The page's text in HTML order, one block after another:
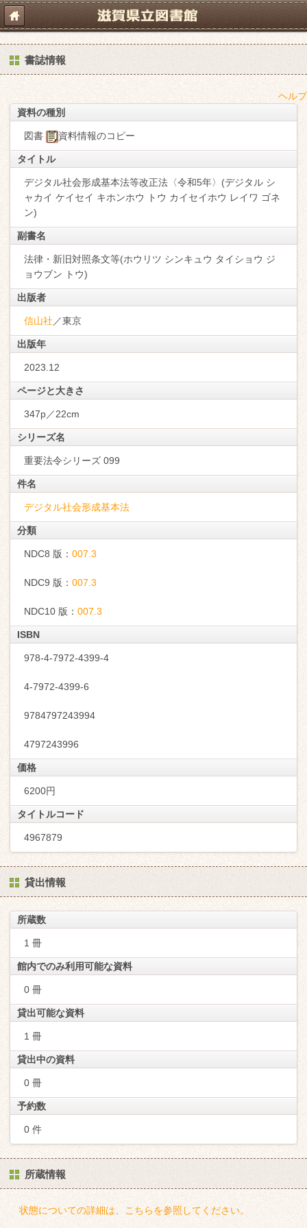
書誌情報
ヘルプ
資料の種別
図書 資料情報のコピー
タイトル
デジタル社会形成基本法等改正法〈令和5年〉(デジタル シ
ャカイ ケイセイ キホンホウ トウ カイセイホウ レイワ ゴネ
ン)
副書名
法律・新旧対照条文等(ホウリツ シンキュウ タイショウ ジ
ョウブン トウ)
出版者
信山社 ／東京
出版年
2023.12
ページと大きさ
347p／22cm
シリーズ名
重要法令シリーズ 099
件名
デジタル社会形成基本法
分類
NDC8 版： 007.3
NDC9 版： 007.3
NDC10 版： 007.3
ISBN
978-4-7972-4399-4
4-7972-4399-6
9784797243994
4797243996
価格
6200円
タイトルコード
4967879
貸出情報
所蔵数
1 冊
館内でのみ利用可能な資料
0 冊
貸出可能な資料
1 冊
貸出中の資料
0 冊
予約数
0 件
所蔵情報
状態についての詳細は、こちらを参照してください。